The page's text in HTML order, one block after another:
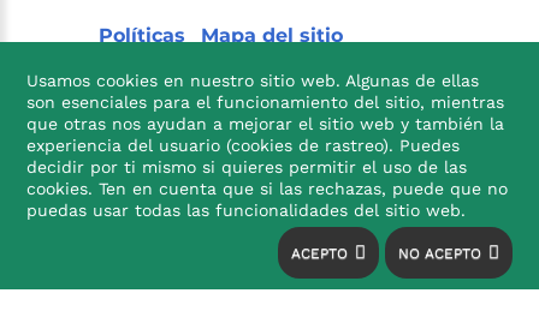
Políticas Mapa del sitio

Usamos cookies en nuestro sitio web. Algunas de ellas
son esenciales para el funcionamiento del sitio, mientras
que otras nos ayudan a mejorar el sitio web y también la
experiencia del usuario (cookies de rastreo). Puedes
decidir por ti mismo si quieres permitir el uso de las
cookies. Ten en cuenta que si las rechazas, puede que no
puedas usar todas las funcionalidades del sitio web.
ACEPTO NO ACEPTO